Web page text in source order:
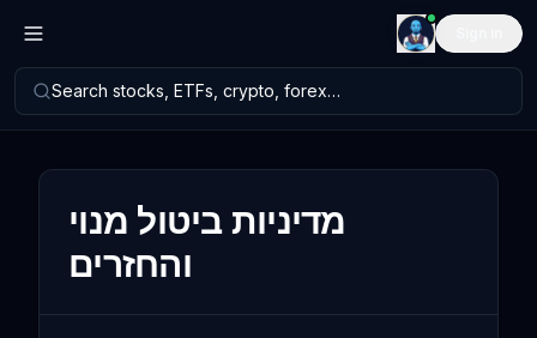
Search stocks, ETFs, crypto, forex…
מדיניות ביטול מנוי
והחזרים